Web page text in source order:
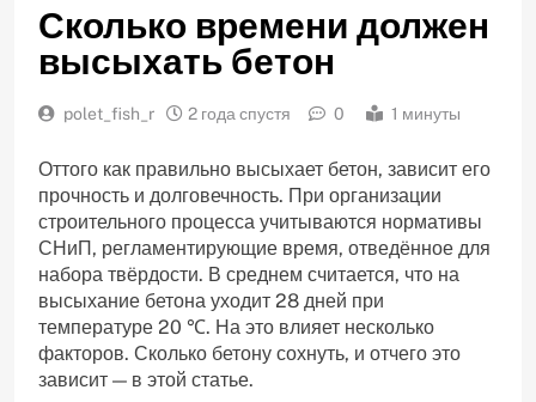
Сколько времени должен
высыхать бетон
polet_fish_r 2 года спустя 0 1 минуты
Оттого как правильно высыхает бетон, зависит его
прочность и долговечность. При организации
строительного процесса учитываются нормативы
СНиП, регламентирующие время, отведённое для
набора твёрдости. В среднем считается, что на
высыхание бетона уходит 28 дней при
температуре 20 ℃. На это влияет несколько
факторов. Сколько бетону сохнуть, и отчего это
зависит — в этой статье.